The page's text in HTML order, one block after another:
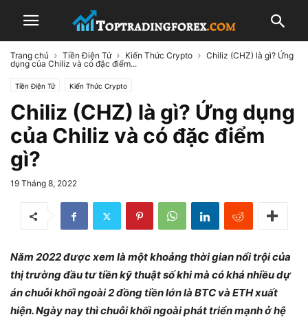
Trang chủ Tiền Điện Tử Kiến Thức Crypto
Chiliz (CHZ) là gì? Ứng
dụng của Chiliz và có đặc điểm...
Tiền Điện Tử Kiến Thức Crypto
Chiliz (CHZ) là gì? Ứng dụng
của Chiliz và có đặc điểm
gì?
19 Tháng 8, 2022
Năm 2022 được xem là một khoảng thời gian nổi trội của
thị trường đầu tư tiền kỹ thuật số khi mà có khá nhiều dự
án chuỗi khối ngoài 2 đồng tiền lớn là BTC và ETH xuất
hiện. Ngày nay thì chuỗi khối ngoài phát triển mạnh ở hệ